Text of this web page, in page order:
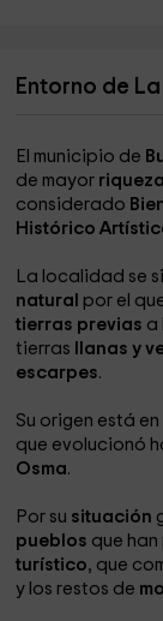
Entorno de
El municipio de
de mayor
considerado
Histórico
La localidad se
natural por el
tierras previas a
tierras
llanas y
escarpes.
Su origen está en
que evolucionó
Osma.
Por su situación
pueblos que
turístico, que
y los restos de